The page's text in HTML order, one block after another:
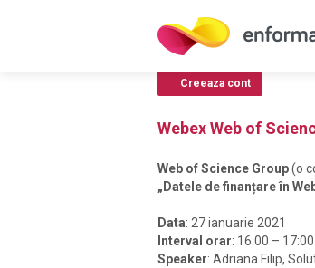
Webex Web of
Web of Science Group(o
„ Datele de finanțare în
Data: 27 ianuarie 2021
Interval orar: 16:00 – 17:00
Speaker: Adriana Filip,
Creeaza cont